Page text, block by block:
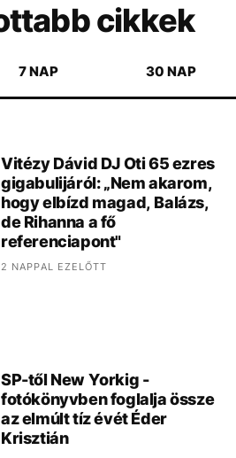
cikkek
7 NAP 30 NAP
Vitézy Dávid DJ Oti 65 ezres
gigabulijáról: „Nem akarom,
hogy elbízd magad, Balázs,
de Rihanna a fő
referenciapont"
2 NAPPAL EZELŐTT
SP-től New Yorkig -
fotókönyvben foglalja össze
az elmúlt tíz évét Éder
Krisztián